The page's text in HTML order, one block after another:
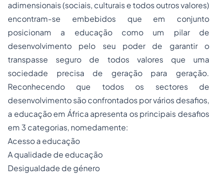
adimensionais (sociais, culturais e todos outros valores)
encontram-se embebidos que em conjunto
posicionam a educação como um pilar de
desenvolvimento pelo seu poder de garantir o
transpasse seguro de todos valores que uma
sociedade precisa de geração para geração.
Reconhecendo que todos os sectores de
desenvolvimento são confrontados por vários desafios,
a educação em África apresenta os principais desafios
em 3 categorias, nomedamente:
Acesso a educação
A qualidade de educação
Desigualdade de género